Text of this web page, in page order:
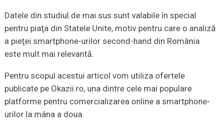
Datele din studiul de mai sus sunt valabile în special
pentru piaţa din Statele Unite, motiv pentru care o analiză
a pieţei smartphone-urilor second-hand din România
este mult mai relevantă.
Pentru scopul acestui articol vom utiliza ofertele
publicate pe Okazii.ro, una dintre cele mai populare
platforme pentru comercializarea online a smartphone-
urilor la mâna a doua.